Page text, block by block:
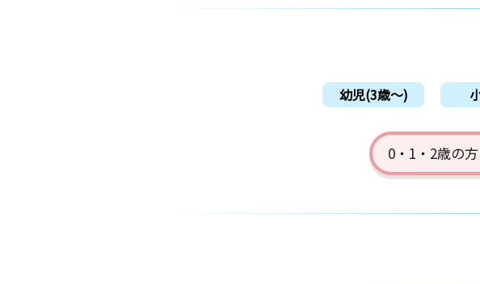
幼児(3歳〜)
0・1・2歳の